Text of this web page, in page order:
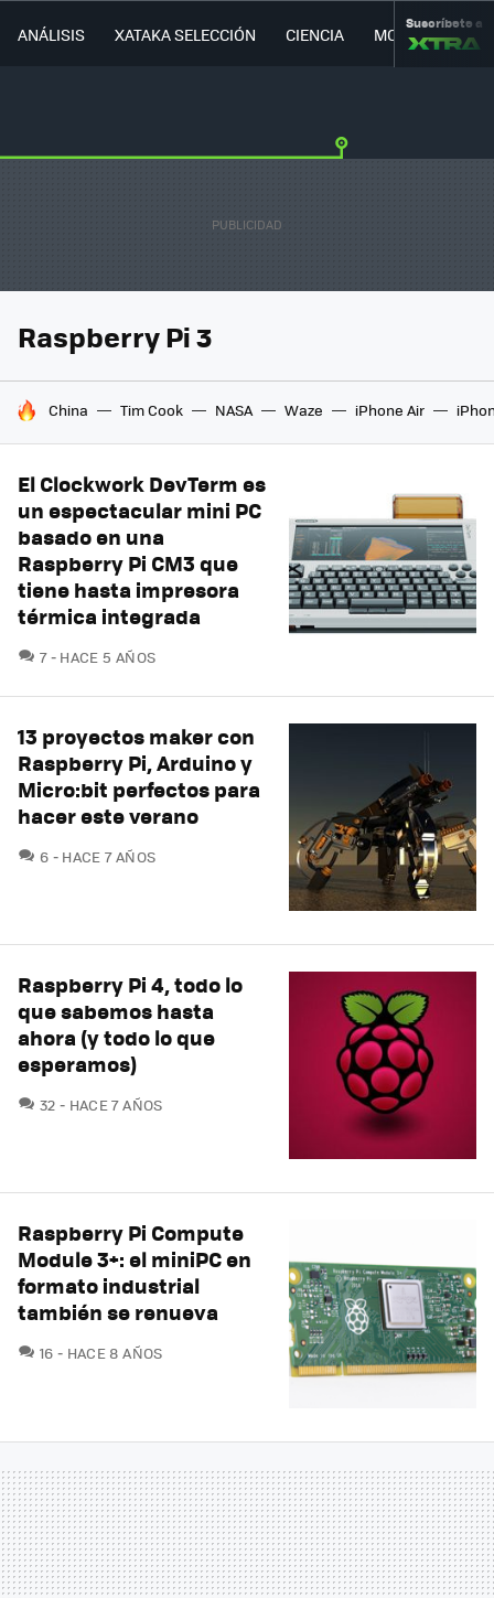
ANÁLISIS XATAKA SELECCIÓN CIENCIA MOVILIDAD
Suscríbete a
Raspberry Pi 3
HOY SE HABLA DE
China Tim Cook NASA Waze iPhone Air
El Clockwork DevTerm es
un espectacular mini PC
basado en una
Raspberry Pi CM3 que
tiene hasta impresora
térmica integrada
7COMENTARIOS
HACE 5 AÑOS
13 proyectos maker con
Raspberry Pi, Arduino y
Micro:bit perfectos para
hacer este verano
6 COMENTARIOS
HACE 7 AÑOS
Raspberry Pi 4, todo lo
que sabemos hasta
ahora (y todo lo que
esperamos)
32 COMENTARIOS
HACE 7 AÑOS
Raspberry Pi Compute
Module 3+: el miniPC en
formato industrial
también se renueva
16 COMENTARIOS
HACE 8 AÑOS